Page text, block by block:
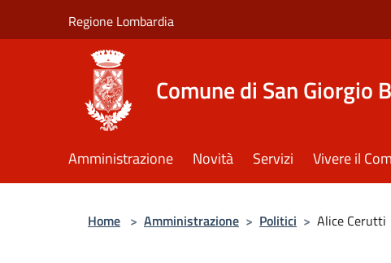
Regione Lombardia
Comune di San Giorgio
Amministrazione Novità Servizi Vivere il
Home > Amministrazione > Politici > Alice Cerutti